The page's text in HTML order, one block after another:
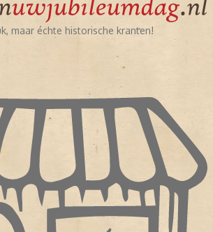
maar échte historische kranten!